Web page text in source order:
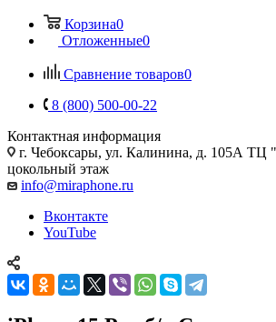
Корзина0
Отложенные0
Сравнение товаров0
8 (800) 500-00-22
Контактная информация
г. Чебоксары, ул. Калинина, д. 105А
цокольный этаж
info@miraphone.ru
Вконтакте
YouTube